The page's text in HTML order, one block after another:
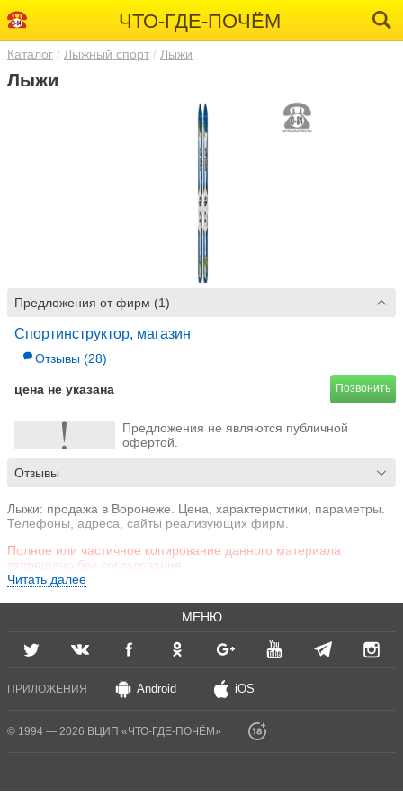
ЧТО-ГДЕ-ПОЧЁМ
Каталог Лыжный спорт Лыжи
Лыжи
Предложения от фирм (1)
Спортинструктор, магазин
Отзывы (28)
цена не указана Позвонить
Предложения не являются публичной
офертой.
Отзывы
Лыжи: продажа в Воронеже. Цена, характеристики, параметры.
Телефоны, адреса, сайты реализующих фирм.
Полное или частичное копирование данного материала
запрещено без согласования.
Читать далее
МЕНЮ
ПРИЛОЖЕНИЯ Android iOS
© 1994 — 2026 ВЦИП «ЧТО-ГДЕ-ПОЧЁМ»